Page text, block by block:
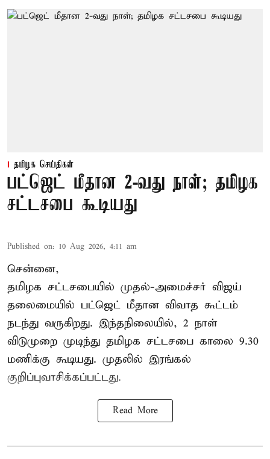
தமிழக செய்திகள்
பட்ஜெட் மீதான 2-வது நாள்; தமிழக
சட்டசபை கூடியது
Published on: 10 Aug 2026, 4:11 am
சென்னை,
தமிழக சட்டசபையில் முதல்-அமைச்சர் விஜய்
தலைமையில் பட்ஜெட் மீதான விவாத கூட்டம்
நடந்து வருகிறது. இந்தநிலையில், 2 நாள்
விடுமுறை முடிந்து தமிழக சட்டசபை காலை 9.30
மணிக்கு கூடியது. முதலில் இரங்கல்
குறிப்புவாசிக்கப்பட்டது.
Read More